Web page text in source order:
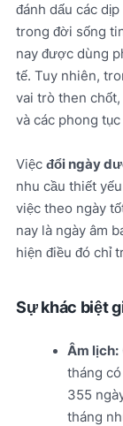
đánh dấu các
trong đời sống
nay được dùng
tế. Tuy nhiên,
vai trò then
và các phong
Việc đổi ngày
nhu cầu thiết
việc theo ngày
nay là ngày âm
hiện điều đó chỉ
Sự khác biệt
Âm lịch:
tháng
355
tháng